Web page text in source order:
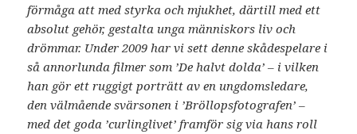
förmåga att med styrka och mjukhet, därtill med ett
absolut gehör, gestalta unga människors liv och
drömmar. Under 2009 har vi sett denne skådespelare i
så annorlunda filmer som ’De halvt dolda’ – i vilken
han gör ett ruggigt porträtt av en ungdomsledare,
den välmående svärsonen i ’Bröllopsfotografen’ –
med det goda ’curlinglivet’ framför sig via hans roll